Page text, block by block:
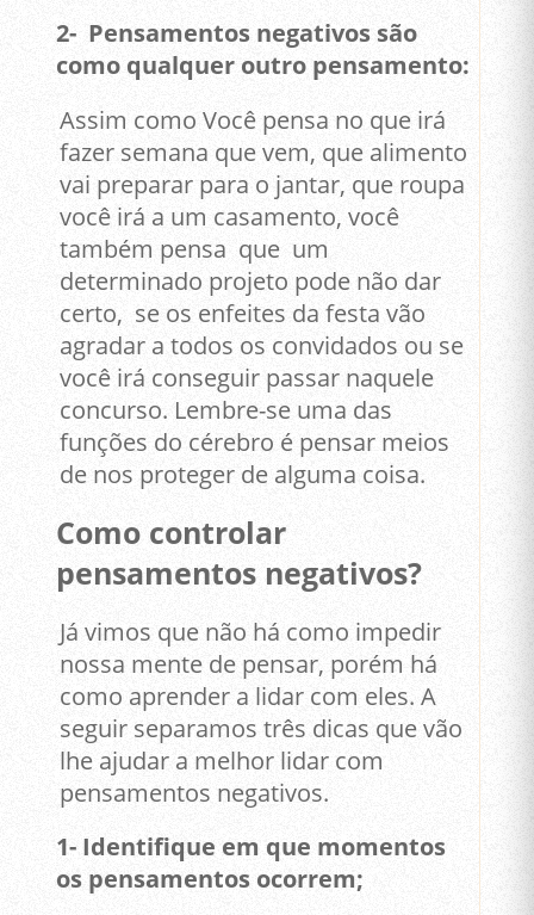
2- Pensamentos negativos são
como qualquer outro pensamento:
Assim como Você pensa no que irá
fazer semana que vem, que alimento
vai preparar para o jantar, que roupa
você irá a um casamento, você
também pensa que um
determinado projeto pode não dar
certo, se os enfeites da festa vão
agradar a todos os convidados ou se
você irá conseguir passar naquele
concurso. Lembre-se uma das
funções do cérebro é pensar meios
de nos proteger de alguma coisa.
Como controlar
pensamentos negativos?
Já vimos que não há como impedir
nossa mente de pensar, porém há
como aprender a lidar com eles. A
seguir separamos três dicas que vão
lhe ajudar a melhor lidar com
pensamentos negativos.
1- Identifique em que momentos
os pensamentos ocorrem;